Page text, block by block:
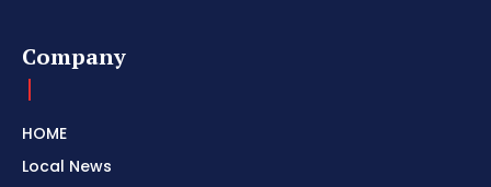
Company
HOME
Local News